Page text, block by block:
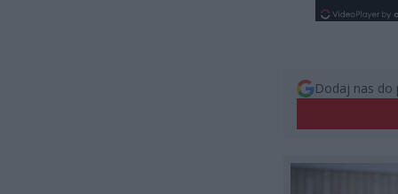
Dodaj nas do